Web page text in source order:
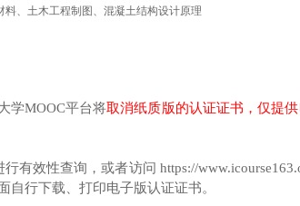
、土木工程制图、混凝土结构设计原理
学MOOC平台将取消纸质版的认证证书，仅提
有效性查询，或者访问 https://
自行下载、打印电子版认证证书。